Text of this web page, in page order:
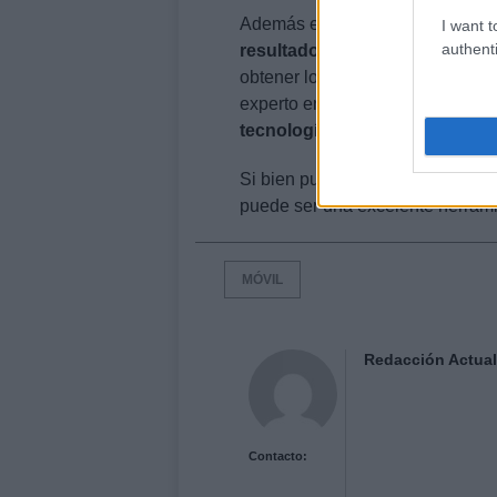
I want
Además expertos aseguran
resultados increíbles
, e
obtener los efectos que deseas
experto en fotografía móvil
tecnología
cambia a pasos
Si bien puede resultar
puede ser una excelente
MÓVIL
Contacto:
Redacción